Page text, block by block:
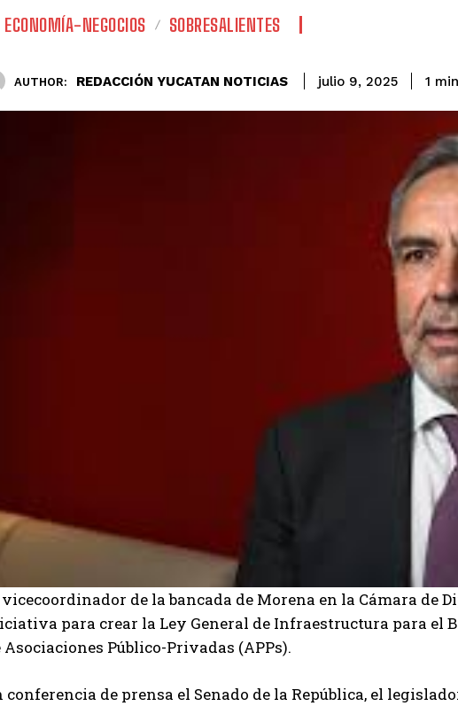
ECONOMÍA-NEGOCIOS SOBRESALIENTES
AUTHOR: REDACCIÓN YUCATAN NOTICIAS julio 9, 2025 1
de la bancada de Morena en la Cámara de
para crear la Ley General de Infraestructura para el
Asociaciones Público-Privadas (APPs).
conferencia de prensa el Senado de la República, el